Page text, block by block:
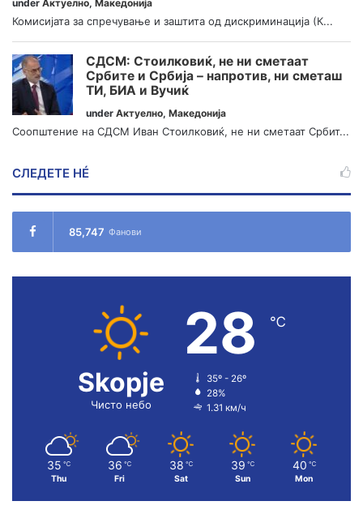
under Актуелно, Македонија
Комисијата за спречување и заштита од дискриминација (К...
СДСМ: Стоилковиќ, не ни сметаат
Србите и Србија – напротив, ни сметаш
ТИ, БИА и Вучиќ
under Актуелно, Македонија
Соопштение на СДСМ Иван Стоилковиќ, не ни сметаат Србит...
СЛЕДЕТЕ НÉ
85,747 Фанови
Skopje
Чисто небо
28 ℃
35º - 26º
28%
1.31 км/ч
35 ℃
Thu
36 ℃
Fri
38 ℃
Sat
39 ℃
Sun
40 ℃
Mon